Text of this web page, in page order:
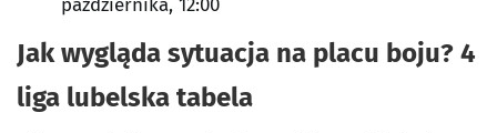
października, 12:00
Jak wygląda sytuacja na placu boju? 4
liga lubelska tabela